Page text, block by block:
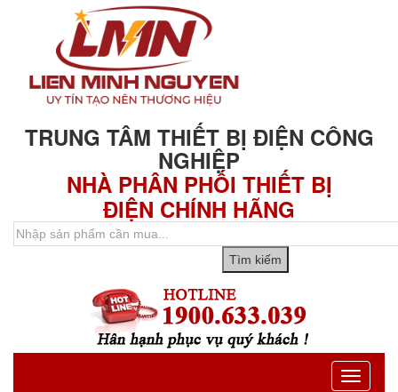
TRUNG TÂM THIẾT BỊ ĐIỆN CÔNG
NGHIỆP
NHÀ PHÂN PHỐI THIẾT BỊ
ĐIỆN CHÍNH HÃNG
Toggle